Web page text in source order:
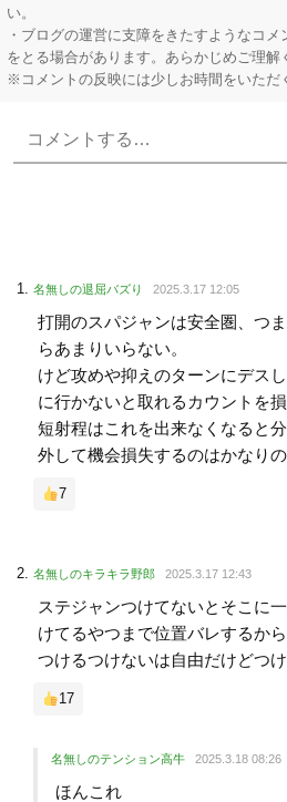
い。
・ブログの運営に支障をきたすようなコ
をとる場合があります。あらかじめご理解
※コメントの反映には少しお時間をいただ
名無しの退屈バズり 2025.3.17 12:05
打開のスパジャンは安全圏、つ
らあまりいらない。
けど攻めや抑えのターンにデス
に行かないと取れるカウントを
短射程はこれを出来なくなると
外して機会損失するのはかなりの
7
名無しのキラキラ野郎 2025.3.17 12:43
ステジャンつけてないとそこに
けてるやつまで位置バレするから
つけるつけないは自由だけどつけ
17
名無しのテンション高牛 2025.3.18 08:26
ほんこれ